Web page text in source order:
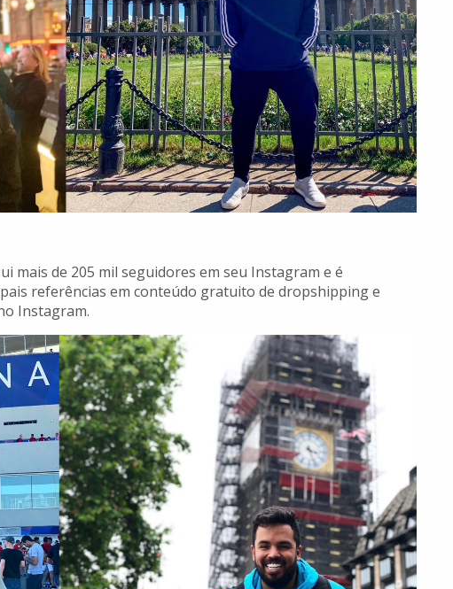
mais de 205 mil seguidores em seu Instagram e é
referências em conteúdo gratuito de dropshipping e
Instagram.